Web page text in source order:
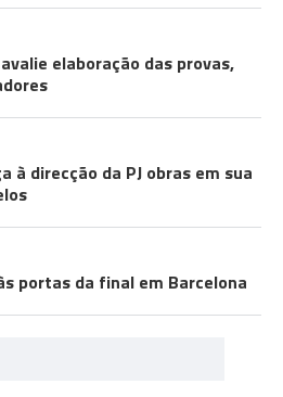
elaboração das provas,
à direcção da PJ obras em sua
portas da final em Barcelona